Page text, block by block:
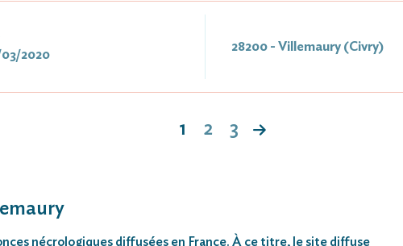
2020
28200 - Villemaury (Civry)
1 2 3
nécrologiques diffusées en France. À ce titre, le site diffuse